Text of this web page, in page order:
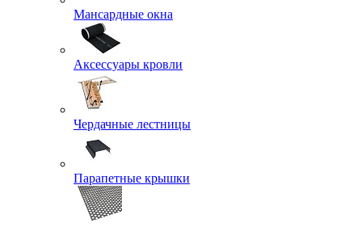
Мансардные окна
Аксессуары кровли
Чердачные лестницы
Парапетные крышки